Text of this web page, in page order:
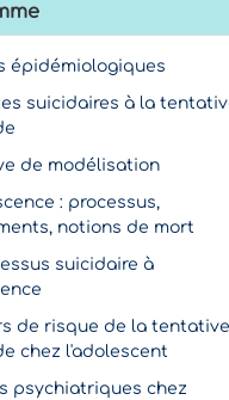
épidémiologiques
suicidaires à la
de modélisation
: processus,
notions de mort
suicidaire à
de risque de la tentative
chez l'adolescent
psychiatriques chez